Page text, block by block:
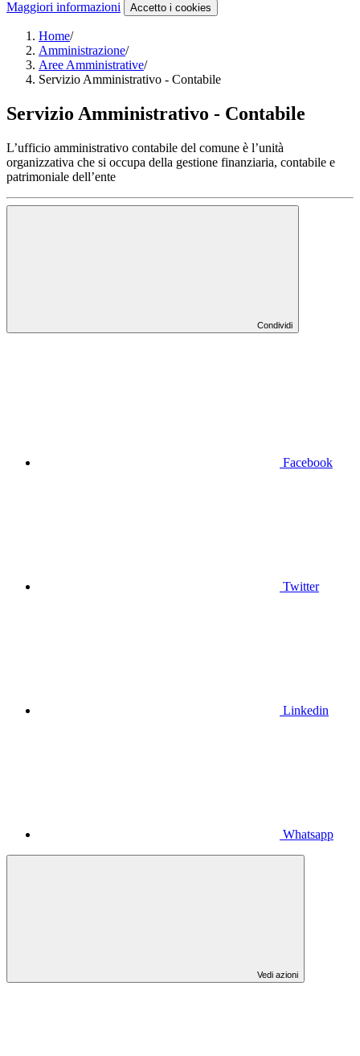
Maggiori informazioni Accetto i cookies
Home/
Amministrazione/
Aree Amministrative/
Servizio Amministrativo - Contabile
Servizio Amministrativo - Contabile
L’ufficio amministrativo contabile del comune è l’unità
organizzativa che si occupa della gestione finanziaria, contabile e
patrimoniale dell’ente
Condividi
Facebook
Twitter
Linkedin
Whatsapp
Vedi azioni